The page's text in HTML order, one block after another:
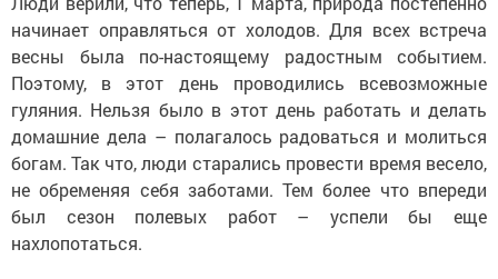
начинает оправляться от холодов. Для всех встреча
весны была по-настоящему радостным событием.
Поэтому, в этот день проводились всевозможные
гуляния. Нельзя было в этот день работать и делать
домашние дела – полагалось радоваться и молиться
богам. Так что, люди старались провести время весело,
не обременяя себя заботами. Тем более что впереди
был сезон полевых работ – успели бы еще
нахлопотаться.